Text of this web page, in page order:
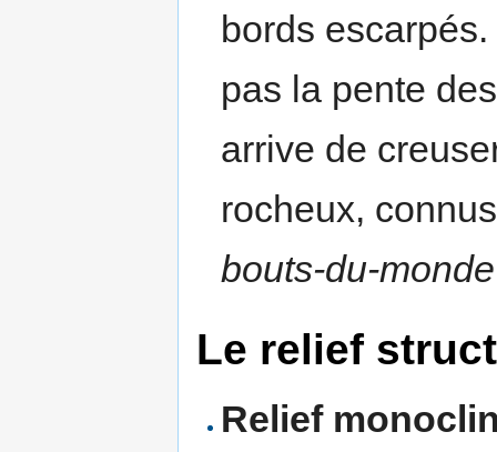
bords
pas la pente
arrive de
rocheux,
bouts-du-monde
Le relief
Relief